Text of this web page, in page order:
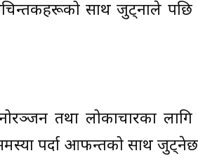
शुभचिन्तकहरूको साथ जुट्नाले
तथा लोकाचारका
पर्दा आफन्तको साथ